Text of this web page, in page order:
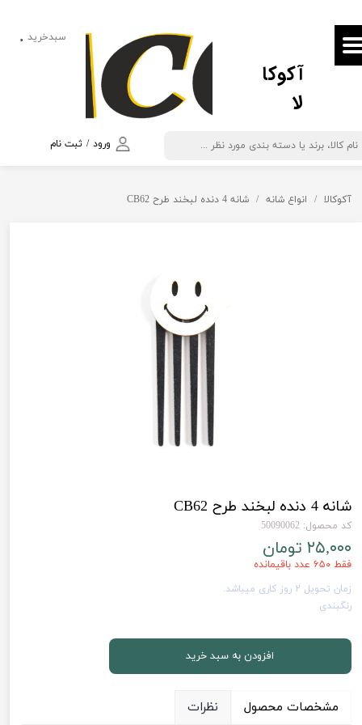
آکوکا
لا
ورود / ثبت نام
حساب کاربری من
تغییر گذر واژه
خروج از حساب کاربری
۰ سبدخرید
آکوکالا انواع شانه شانه 4 دنده لبخند طرح CB62
شانه 4 دنده لبخند طرح CB62
کد محصول: 50090062
۲۵,۰۰۰ تومان
فقط ۶۵۰ عدد باقیمانده
زمان تحویل 2 روز کاری میباشد.
رنگبندی
افزودن به سبد خرید
مشخصات محصول نظرات